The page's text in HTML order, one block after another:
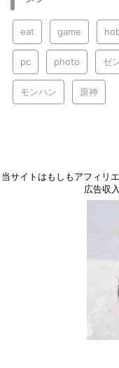
eat game
pc photo ゼ
モンハン 原神
当サイトはもしもアフィリ
広告収